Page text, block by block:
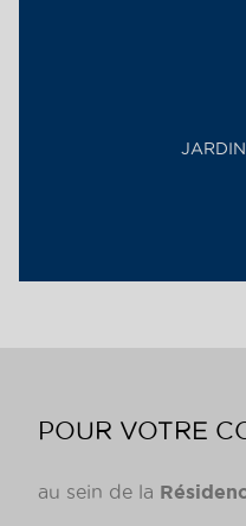
POUR VOTRE
au sein de la